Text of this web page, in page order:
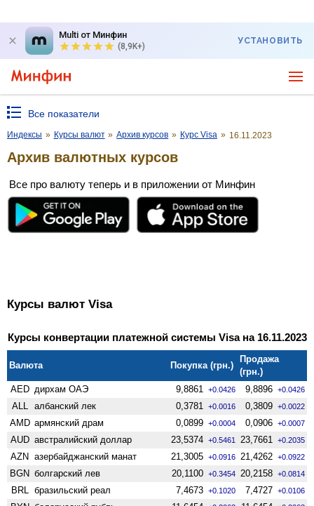
Multi от Минфин
(8,9K+)
УСТАНОВИТЬ
Все показатели
Индексы » Курсы валют » Архив курсов » Курс Visa » 16.11.2023
Архив валютных курсов
Все про валюту теперь и в приложении от Минфин
Курсы валют Visa
Курсы конвертации платежной системы Visa на 16.11.2023
Валюта Покупка (грн.)
Продажа
(грн.)
AED дирхам ОАЭ 9,8861 +0.0426 9,8896 +0.0426
ALL албанский лек 0,3781 +0.0016 0,3809 +0.0022
AMD армянский драм 0,0899 +0.0004 0,0906 +0.0007
AUD австралийский доллар 23,5374 +0.5461 23,7661 +0.2035
AZN азербайджанский манат 21,3005 +0.0916 21,4262 +0.0922
BGN болгарский лев 20,1100 +0.3454 20,2158 +0.0814
BRL бразильский реал 7,4673 +0.1020 7,4727 +0.0106